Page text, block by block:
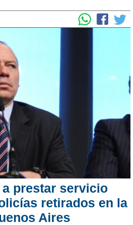
prestar servicio
retirados en la
Aires